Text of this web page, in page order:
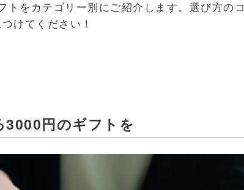
をカテゴリー別にご紹介します。選び方のコ
けてください！
3000円のギフトを